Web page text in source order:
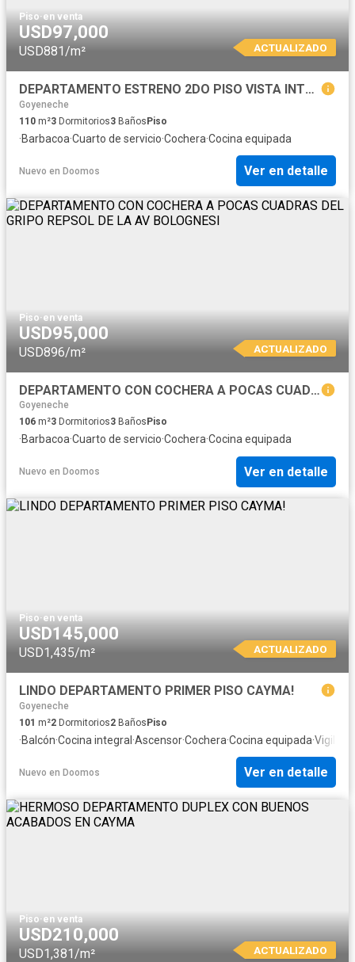
Piso·en venta
USD97,000
USD881/m² ACTUALIZADO
DEPARTAMENTO ESTRENO 2DO PISO VISTA INTERIOR CAYMA 2 MIN DEL GRIFO REPSOL DE LA AV BOLOGNESI
Goyeneche
110 m²3 Dormitorios3 BañosPiso
·Barbacoa·Cuarto de servicio·Cochera·Cocina equipada
Nuevo en Doomos Ver en detalle
Piso·en venta
USD95,000
USD896/m² ACTUALIZADO
DEPARTAMENTO CON COCHERA A POCAS CUADRAS DEL GRIPO REPSOL DE LA AV BOLOGNESI
Goyeneche
106 m²3 Dormitorios3 Baños Piso
·Barbacoa·Cuarto de servicio·Cochera·Cocina equipada
Nuevo en Doomos Ver en detalle
Piso·en venta
USD145,000
USD1,435/m² ACTUALIZADO
LINDO DEPARTAMENTO PRIMER PISO CAYMA!
Goyeneche
101 m²2 Dormitorios2 Baños Piso
·Balcón·Cocina integral ·Ascensor·Cochera·Cocina equipada·
Nuevo en Doomos Ver en detalle
Piso·en venta
USD210,000
USD1,381/m² ACTUALIZADO